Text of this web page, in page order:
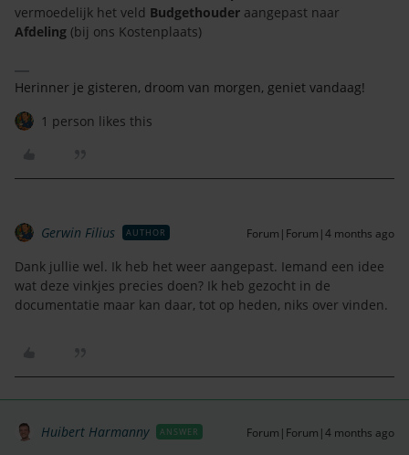
vermoedelijk het veld Budgethouder aangepast naar
Afdeling (bij ons Kostenplaats)
Herinner je gisteren, droom van morgen, geniet vandaag!
1 person likes this
Gerwin Filius AUTHOR Forum|Forum|4 months ago
Dank jullie wel. Ik heb het weer aangepast. Iemand een idee
wat deze vinkjes precies doen? Ik heb gezocht in de
documentatie maar kan daar, tot op heden, niks over vinden.
Huibert Harmanny ANSWER Forum|Forum|4 months ago